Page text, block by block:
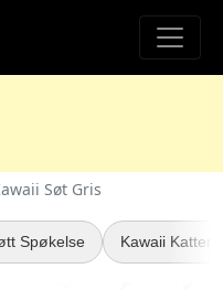
Søt Gris
Spøkelse Kawaii Katter